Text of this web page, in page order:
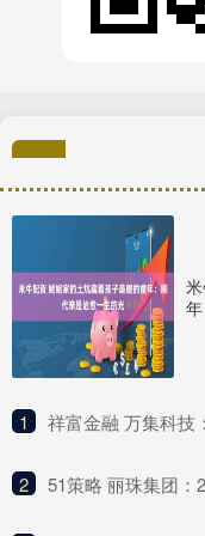
1 祥富金融 万集科技：
2 ​51策略 丽珠集团：